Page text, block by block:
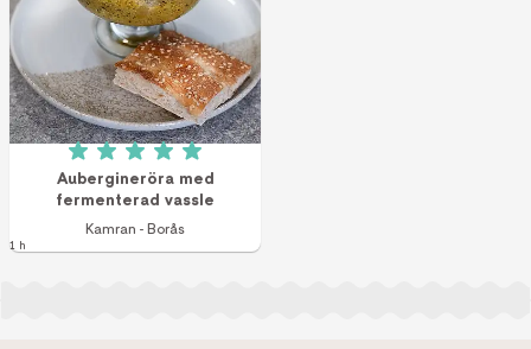
Betyg: 5 av 5 (3 röster)
Aubergineröra med
fermenterad vassle
Kamran - Borås
1 h